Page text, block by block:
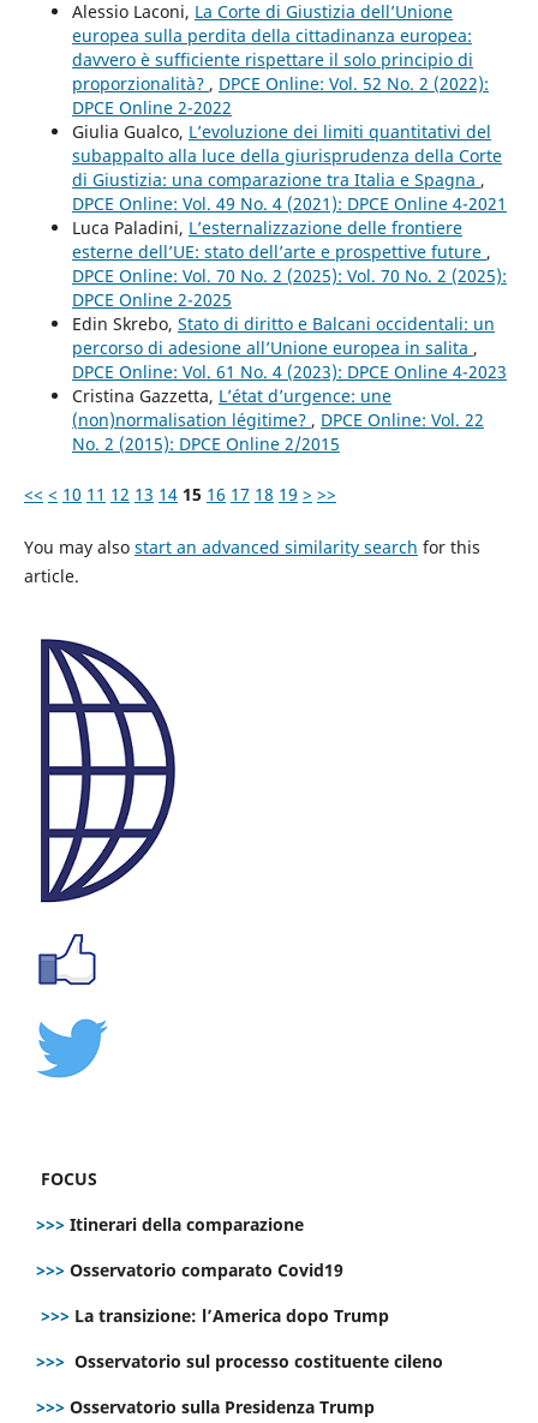
Alessio Laconi, La Corte di Giustizia dell’Unione
europea sulla perdita della cittadinanza europea:
davvero è sufficiente rispettare il solo principio di
proporzionalità? , DPCE Online: Vol. 52 No. 2 (2022):
DPCE Online 2-2022
Giulia Gualco, L’evoluzione dei limiti quantitativi del
subappalto alla luce della giurisprudenza della Corte
di Giustizia: una comparazione tra Italia e Spagna ,
DPCE Online: Vol. 49 No. 4 (2021): DPCE Online 4-2021
Luca Paladini, L’esternalizzazione delle frontiere
esterne dell’UE: stato dell’arte e prospettive future ,
DPCE Online: Vol. 70 No. 2 (2025): Vol. 70 No. 2 (2025):
DPCE Online 2-2025
Edin Skrebo, Stato di diritto e Balcani occidentali: un
percorso di adesione all’Unione europea in salita ,
DPCE Online: Vol. 61 No. 4 (2023): DPCE Online 4-2023
Cristina Gazzetta, L’état d’urgence: une
(non)normalisation légitime? , DPCE Online: Vol. 22
No. 2 (2015): DPCE Online 2/2015
<< < 10 11 12 13 14 15 16 17 18 19 > >>
You may also start an advanced similarity search for this
article.
FOCUS
>>> Itinerari della comparazione
>>> Osservatorio comparato Covid19
>>> La transizione: l’America dopo Trump
>>> Osservatorio sul processo costituente cileno
>>> Osservatorio sulla Presidenza Trump